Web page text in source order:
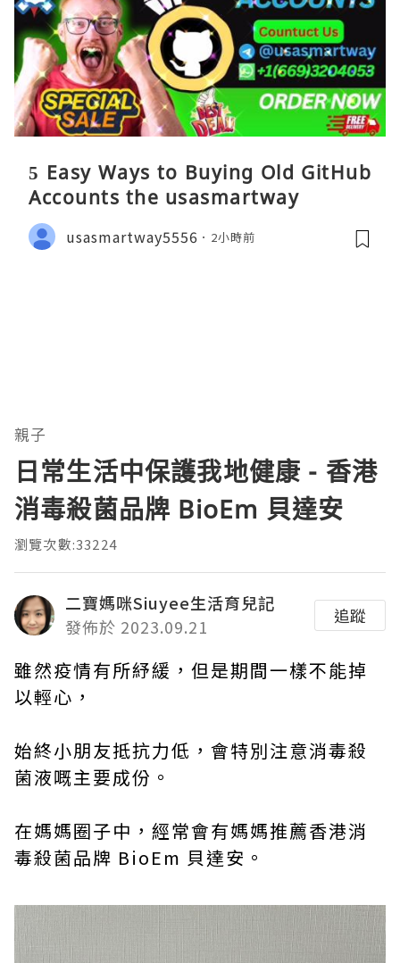
5 Easy Ways to Buying Old GitHub
Accounts the usasmartway
usasmartway5556 2小時前
親子
日常生活中保護我地健康 - 香港
消毒殺菌品牌 BioEm 貝達安
瀏覽次數:33224
二寶媽咪Siuyee生活育兒記
發佈於 2023.09.21
追蹤
雖然疫情有所紓緩，但是期間一樣不能掉
以輕心，
始終小朋友抵抗力低，會特別注意消毒殺
菌液嘅主要成份。
在媽媽圈子中，經常會有媽媽推薦香港消
毒殺菌品牌 BioEm 貝達安。